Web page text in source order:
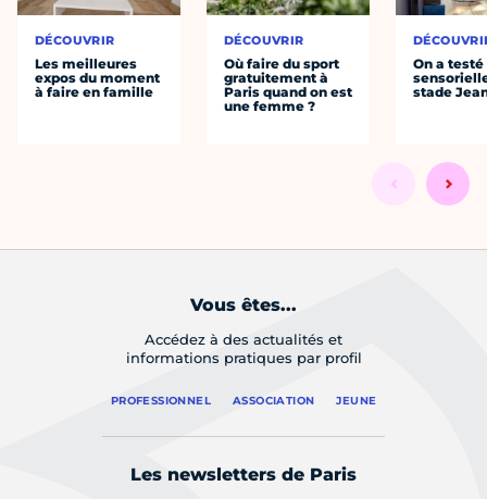
DÉCOUVRIR
Les meilleures
expos du moment
à faire en famille
DÉCOUVRIR
Où faire du sport
gratuitement à
Paris quand on est
une femme ?
On a
stade
Vous êtes...
Accédez à des actualités et
informations pratiques par profil
PROFESSIONNEL ASSOCIATION JEUNE
Les newsletters de Paris